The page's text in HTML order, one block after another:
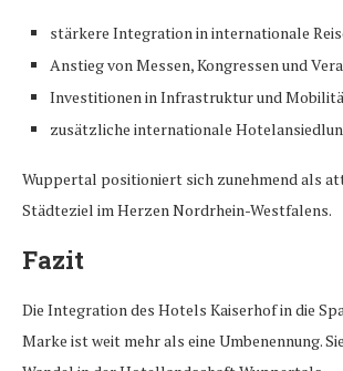
stärkere Integration in internationale
Anstieg von Messen, Kongressen und
Investitionen in Infrastruktur und
zusätzliche internationale
Wuppertal positioniert sich zunehmend als
Städteziel im Herzen Nordrhein-Westfalens.
Fazit
Die Integration des Hotels Kaiserhof in die
Marke ist weit mehr als eine Umbenennung.